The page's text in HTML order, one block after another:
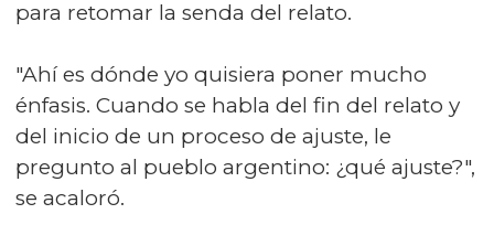
para retomar la senda del relato.
"Ahí es dónde yo quisiera poner mucho
énfasis. Cuando se habla del fin del relato y
del inicio de un proceso de ajuste, le
pregunto al pueblo argentino: ¿qué ajuste?",
se acaloró.